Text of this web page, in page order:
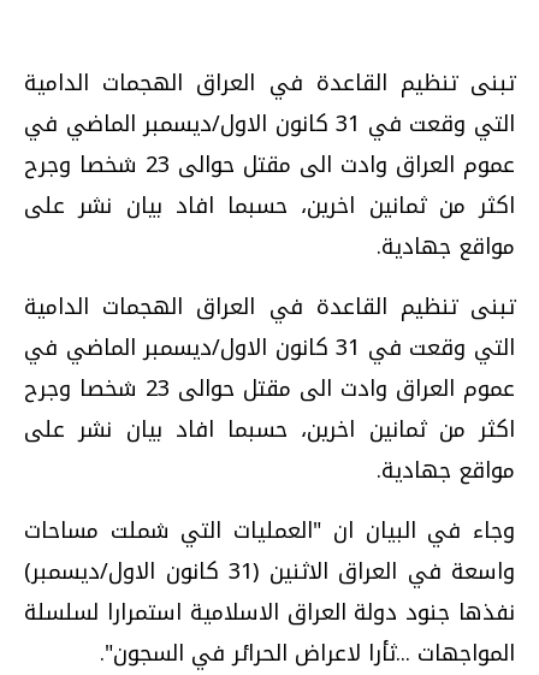
تبنى تنظيم القاعدة في العراق الهجمات الدامية
التي وقعت في 31 كانون الاول/ديسمبر الماضي في
عموم العراق وادت الى مقتل حوالى 23 شخصا وجرح
اكثر من ثمانين اخرين، حسبما افاد بيان نشر على
مواقع جهادية.
تبنى تنظيم القاعدة في العراق الهجمات الدامية
التي وقعت في 31 كانون الاول/ديسمبر الماضي في
عموم العراق وادت الى مقتل حوالى 23 شخصا وجرح
اكثر من ثمانين اخرين، حسبما افاد بيان نشر على
مواقع جهادية.
وجاء في البيان ان "العمليات التي شملت مساحات
واسعة في العراق الاثنين (31 كانون الاول/ديسمبر)
نفذها جنود دولة العراق الاسلامية استمرارا لسلسلة
المواجهات ...ثأرا لاعراض الحرائر في السجون".